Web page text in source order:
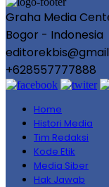
Graha Media
Bogor - Indonesia
+628557777888
Home
Histori Media
Tim Redaksi
Kode Etik
Media Siber
Hak Jawab